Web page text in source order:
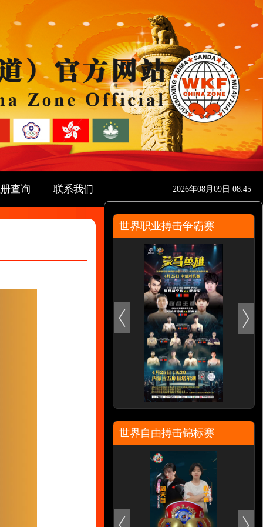
查询 联系我们 2026年08月09日 08:45
世界职业搏击争霸赛
世界自由搏击锦标赛